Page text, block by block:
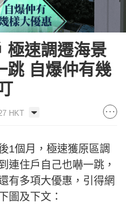
極速調遷海景
跳 自爆仲有幾
HKT
1個月，極速獲原區調
連住戶自己也嚇一跳，
有多項大優惠，引得網
圖及下文：